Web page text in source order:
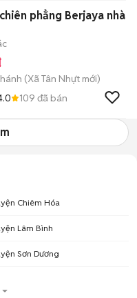
phẳng Berjaya nhà
(Xã Tân Nhựt mới)
109 đã bán
Chiêm Hóa
Lâm Bình
Sơn Dương